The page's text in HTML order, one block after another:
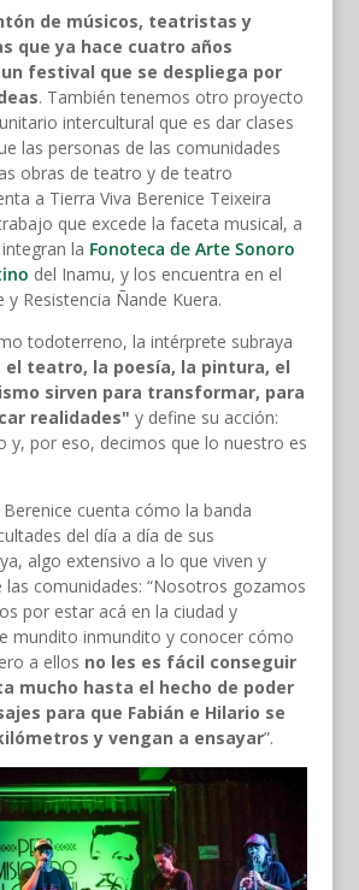
de músicos, teatristas y
que ya hace cuatro años
festival que se despliega por
. También tenemos otro proyecto
intercultural que es dar clases
las personas de las comunidades
obras de teatro y de teatro
a Tierra Viva Berenice Teixeira
que excede la faceta musical, a
la Fonoteca de Arte Sonoro
del Inamu, y los encuentra en el
y Resistencia Ñande Kuera.
todoterreno, la intérprete subraya
el teatro, la poesía, la pintura, el
sirven para transformar, para
realidades" y define su acción:
y, por eso, decimos que lo nuestro es
cuenta cómo la banda
del día a día de sus
algo extensivo a lo que viven y
las comunidades: “Nosotros gozamos
por estar acá en la ciudad y
mundito inmundito y conocer cómo
a ellos no les es fácil conseguir
mucho hasta el hecho de poder
para que Fabián e Hilario se
y vengan a ensayar”.